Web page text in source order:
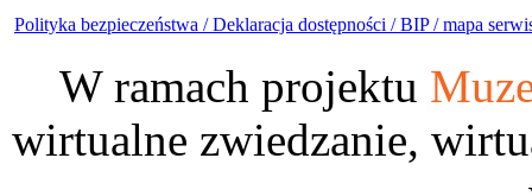
Polityka bezpieczeństwa /Deklaracja dostępności /BIP /mapa
W ramach projektu
wirtualne zwiedzanie,